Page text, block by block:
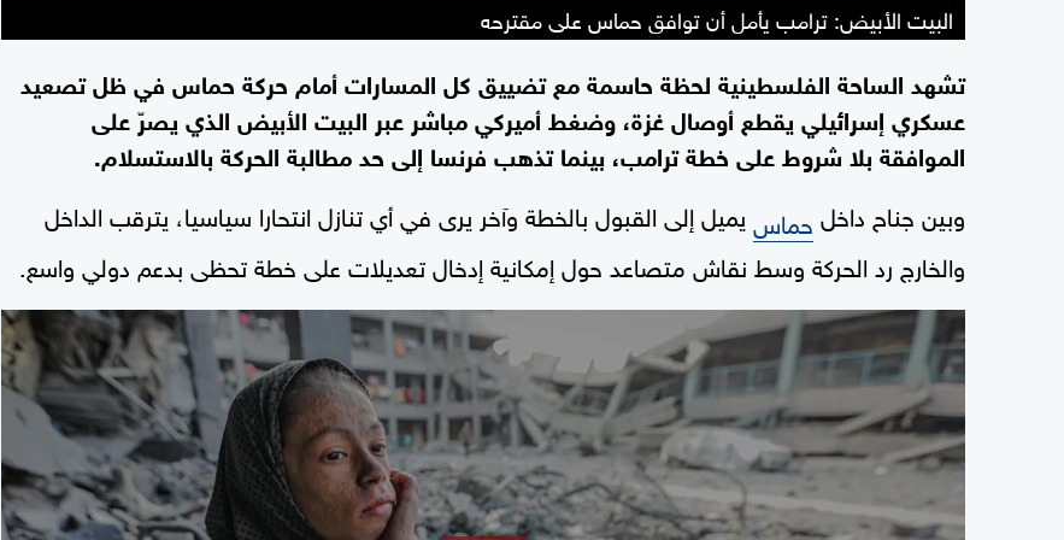
البيت الأبيض: ترامب يأمل أن توافق حماس على مقترحه
تشهد الساحة الفلسطينية لحظة حاسمة مع تضييق كل المسارات أمام حركة حماس في ظل تصعيد
عسكري إسرائيلي يقطع أوصال غزة، وضغط أميركي مباشر عبر البيت الأبيض الذي يصرّ على
الموافقة بلا شروط على خطة ترامب، بينما تذهب فرنسا إلى حد مطالبة الحركة بالاستسلام.
وبين جناح داخل حماس يميل إلى القبول بالخطة وآخر يرى في أي تنازل انتحارا سياسيا، يترقب الداخل
والخارج رد الحركة وسط نقاش متصاعد حول إمكانية إدخال تعديلات على خطة تحظى بدعم دولي واسع.
0
seconds
of
26
minutes,
22
secondsVolume